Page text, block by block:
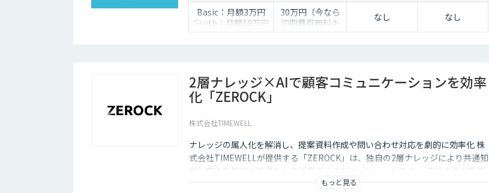
Basic：月額3万円
Groth：月額10万円
Enterprise：月額20
額 ３０日間限定
30万円（今なら
初期費用無料キ
ャンペーン中）
なし なし
2層ナレッジ×AIで顧客コミュニケーションを効率
化「ZEROCK」
株式会社TIMEWELL
ナレッジの属人化を解消し、提案資料作成や問い合わせ対応を劇的に効率化 株
式会社TIMEWELLが提供する「ZEROCK」は、独自の2層ナレッジにより共通知
識と案件別知識を最適化して活用できるAIエージェントです 。資料作成や返信
工数を最大80%削減し、商談獲得までを自動化します。
もっと見る